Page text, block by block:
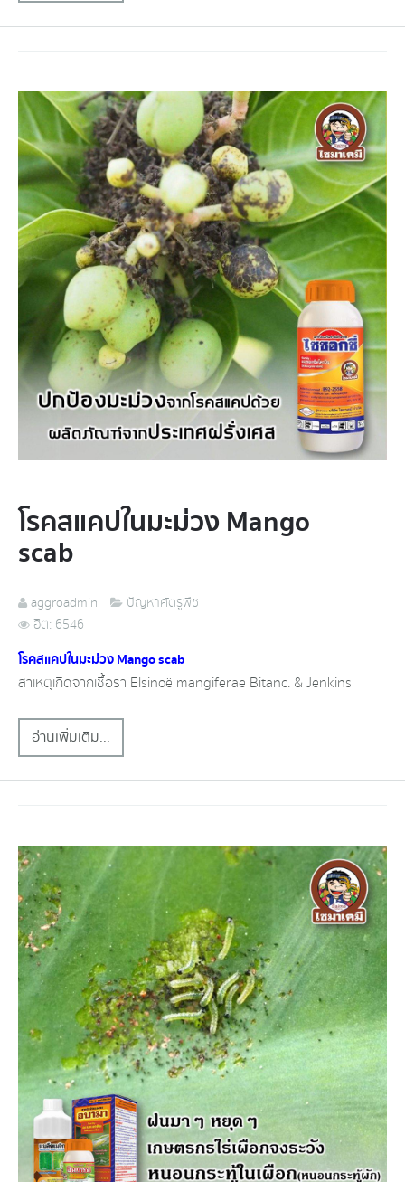
โรคสแคปในมะม่วง​ Mango
scab
aggroadmin
ปัญหาศัตรูพืช
ฮิต: 6546
โรคสแคปในมะม่วง​ Mango scab
สาเหตุ​เกิดจาก​เชื้อ​รา​ Elsinoë​ mangiferae​ Bitanc.​ &​ Jenkins
อ่านเพิ่มเติม...